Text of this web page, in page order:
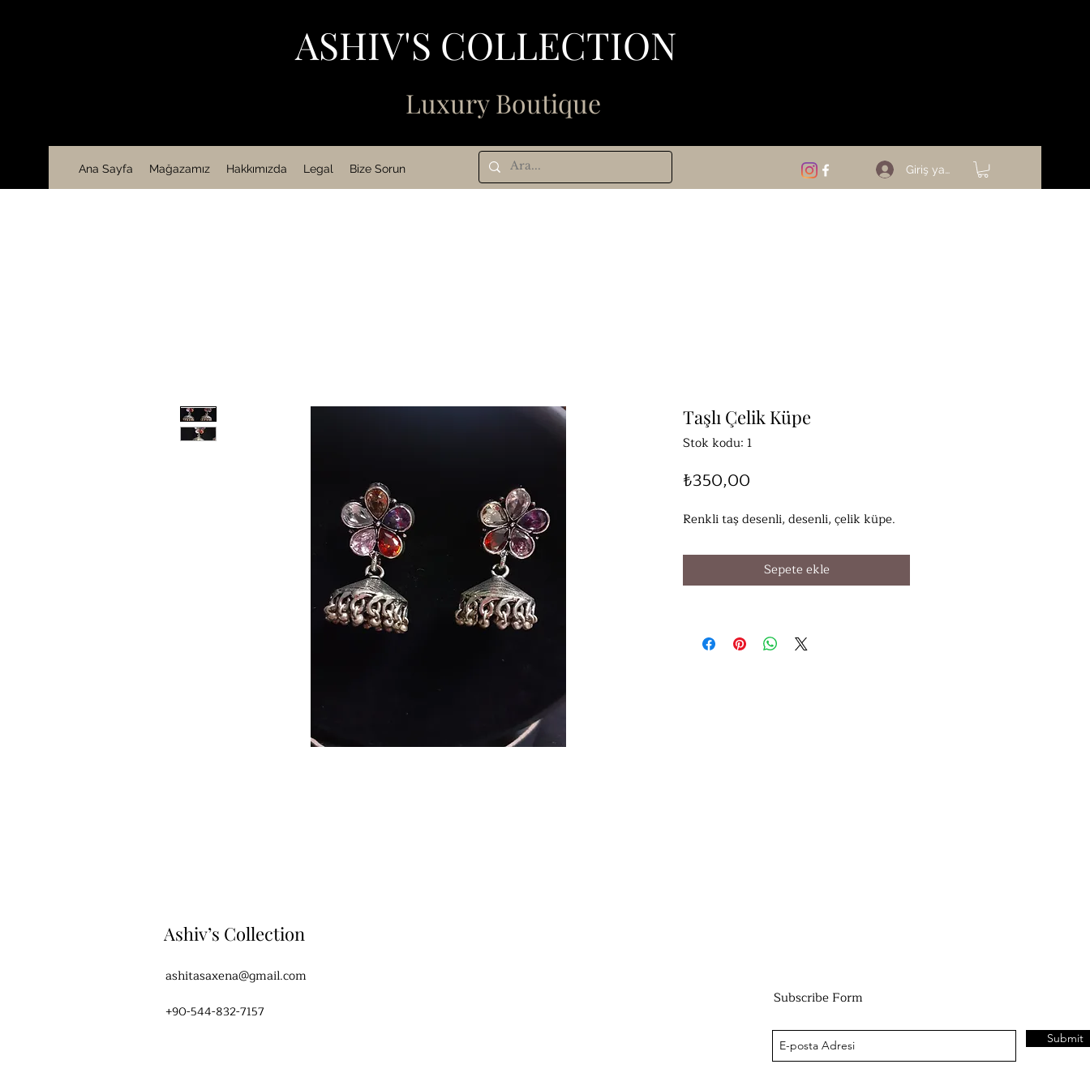
ASHIV'S COLLECTION
Luxury Boutique
Ana Sayfa Mağazamız Hakkımızda Legal Bize Sorun Giriş yap
Taşlı Çelik Küpe
Stok kodu: 1
₺350,00
Renkli taş desenli, desenli, çelik küpe.
Sepete ekle
Ashiv’s Collection
ashitasaxena@gmail.com
+90-544-832-7157
Subscribe Form
Submit